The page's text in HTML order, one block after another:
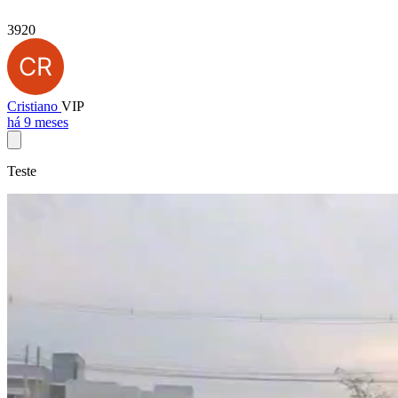
3920
Cristiano VIP
há 9 meses
Teste